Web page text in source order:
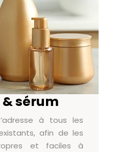
sérum
à tous les
afin de les
et faciles à